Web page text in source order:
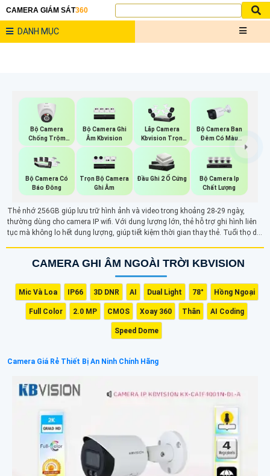
CAMERA GIÁM SÁT360
DANH MỤC
Bộ Camera
Chống Trộm
Kbvision
Bộ Camera Ghi
Âm Kbvision
Lắp Camera
Kbvision Trọn
Gói
Bộ Camera Ban
Đêm Có Màu
Kbvision
Bộ Camera Có
Báo Đông
Trọn Bộ Camera
Ghi Âm
Đầu Ghi 2 Ổ Cứng
Bộ Camera Ip
Chất Lượng
Thẻ nhớ 256GB giúp lưu trữ hình ảnh và video trong khoảng 28-29 ngày,
thường dùng cho camera IP wifi. Với dung lượng lớn, thẻ hỗ trợ ghi hình liên
tục mà không lo hết dung lượng, giúp tiết kiệm thời gian thay thẻ. Tuổi thọ dài
CAMERA GHI ÂM NGOÀI TRỜI KBVISION
Mic Và Loa IP66 3D DNR AI Dual Light 78° Hồng Ngoại
Full Color 2.0 MP CMOS Xoay 360 Thân AI Coding
Speed Dome
Camera Giá Rẻ Thiết Bị An Ninh Chính Hãng